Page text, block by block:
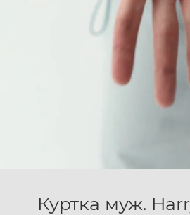
Куртка муж.